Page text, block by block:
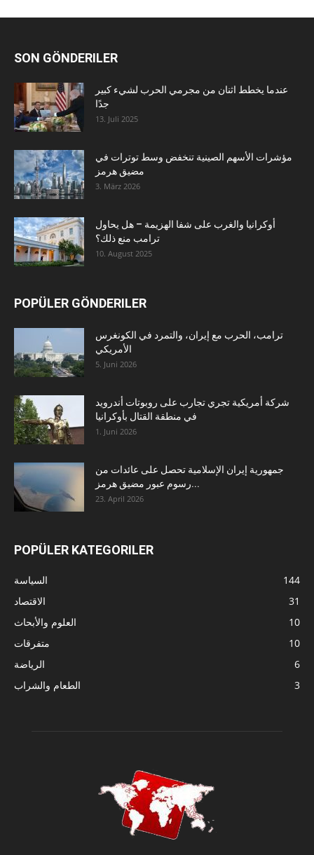
SON GÖNDERILER
عندما يخطط اثنان من مجرمي الحرب لشيء كبير
جدًا
13. Juli 2025
مؤشرات الأسهم الصينية تنخفض وسط توترات في
مضيق هرمز
3. März 2026
أوكرانيا والغرب على شفا الهزيمة – هل يحاول
ترامب منع ذلك؟
10. August 2025
POPÜLER GÖNDERILER
ترامب، الحرب مع إيران، والتمرد في الكونغرس
الأمريكي
5. Juni 2026
شركة أمريكية تجري تجارب على روبوتات أندرويد
في منطقة القتال بأوكرانيا
1. Juni 2026
جمهورية إيران الإسلامية تحصل على عائدات من
رسوم عبور مضيق هرمز...
23. April 2026
POPÜLER KATEGORILER
السياسة
144
الاقتصاد
31
العلوم والأبحاث
10
متفرقات
10
الرياضة
6
الطعام والشراب
3